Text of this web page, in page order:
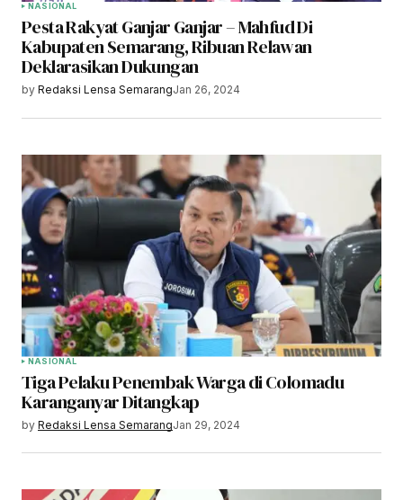
NASIONAL
Pesta Rakyat Ganjar Ganjar – Mahfud Di
Kabupaten Semarang, Ribuan Relawan
Deklarasikan Dukungan
by Redaksi Lensa SemarangJan 26, 2024
NASIONAL
Tiga Pelaku Penembak Warga di Colomadu
Karanganyar Ditangkap
by Redaksi Lensa SemarangJan 29, 2024